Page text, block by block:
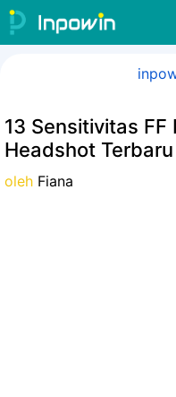
Langsung
ke
13 Sensitivitas FF
Headshot Terbaru
oleh Fiana